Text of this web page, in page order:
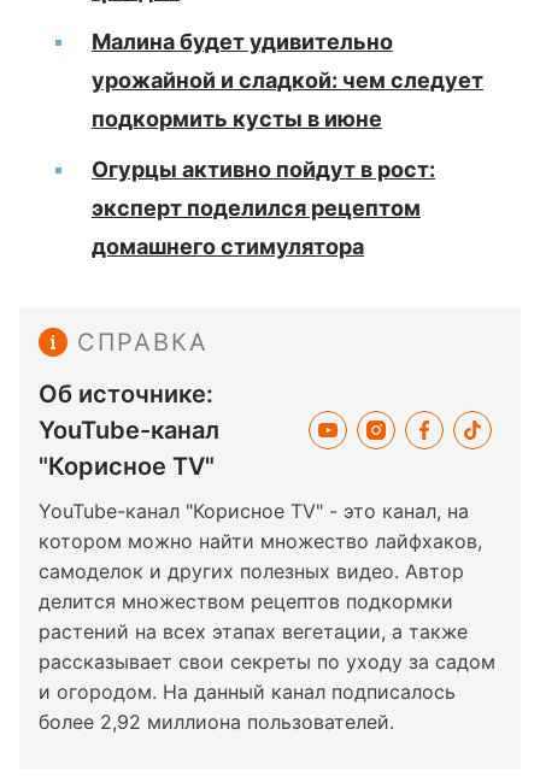
Малина будет удивительно
урожайной и сладкой: чем следует
подкормить кусты в июне
Огурцы активно пойдут в рост:
эксперт поделился рецептом
домашнего стимулятора
СПРАВКА
Об источнике:
YouTube-канал
"Корисное TV"
YouTube-канал "Корисное TV" - это канал, на
котором можно найти множество лайфхаков,
самоделок и других полезных видео. Автор
делится множеством рецептов подкормки
растений на всех этапах вегетации, а также
рассказывает свои секреты по уходу за садом
и огородом. На данный канал подписалось
более 2,92 миллиона пользователей.